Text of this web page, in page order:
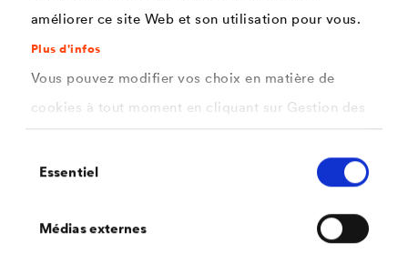
améliorer ce site Web et son utilisation pour vous.
Plus d'infos
Vous pouvez modifier vos choix en matière de
cookies à tout moment en cliquant sur Gestion des
informations dans notre
politique de confidentialité
Sélectionnez les cookies que vous souhaitez
duEssentiel
Médias externes
Découvrez d'autres solutions pour
Découvrez toutes les solutions de façade
que nous